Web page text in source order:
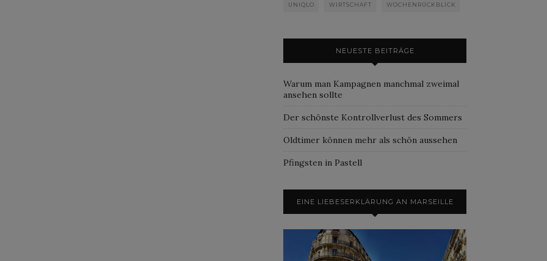
UNIQLO WIRTSCHAFT WOCHENRÜCKBLICK
NEUESTE BEITRÄGE
Warum man Kampagnen manchmal zweimal
ansehen sollte
Der schönste Kontrollverlust des Sommers
Oldtimer können mehr als schön aussehen
Pfingsten in Pastell
EINE LIEBESERKLÄRUNG AN MARSEILLE